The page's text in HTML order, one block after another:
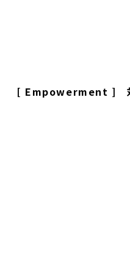
[ Empowerment ] 対